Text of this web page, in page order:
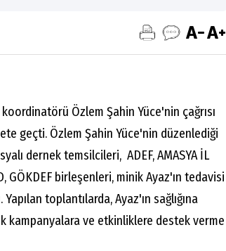
koordinatörü Özlem Şahin Yüce'nin çağrısı
geçti. Özlem Şahin Yüce'nin düzenlediği
dernek temsilcileri, ADEF, AMASYA İL
GÖKDEF birleşenleri, minik Ayaz'ın tedavisi
toplantılarda, Ayaz'ın sağlığına
kampanyalara ve etkinliklere destek verme